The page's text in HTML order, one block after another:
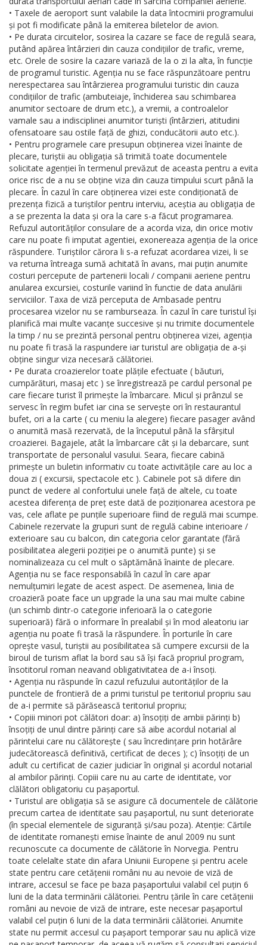
• Taxele de aeroport sunt valabile la data întocmirii programului
și pot fi modificate până la emiterea biletelor de avion.
• Pe durata circuitelor, sosirea la cazare se face de regulă seara,
putând apărea întârzieri din cauza condițiilor de trafic, vreme,
etc. Orele de sosire la cazare variază de la o zi la alta, în funcție
de programul turistic. Agenția nu se face răspunzătoare pentru
nerespectarea sau întârzierea programului turistic din cauza
condițiilor de trafic (ambuteiaje, închiderea sau schimbarea
anumitor sectoare de drum etc.), a vremii, a controalelor
vamale sau a indisciplinei anumitor turiști (întârzieri, atitudini
ofensatoare sau ostile față de ghizi, conducătorii auto etc.).
• Pentru programele care presupun obținerea vizei înainte de
plecare, turiștii au obligația să trimită toate documentele
solicitate agenției în termenul prevăzut de aceasta pentru a evita
orice risc de a nu se obține viza din cauza timpului scurt până la
plecare. În cazul în care obținerea vizei este condiționată de
prezența fizică a turiștilor pentru interviu, aceștia au obligația de
a se prezenta la data și ora la care s-a făcut programarea.
Refuzul autorităților consulare de a acorda viza, din orice motiv
care nu poate fi imputat agentiei, exonereaza agenția de la orice
răspundere. Turiștilor cărora li s-a refuzat acordarea vizei, li se
va returna întreaga sumă achitată în avans, mai puțin anumite
costuri percepute de partenerii locali / companii aeriene pentru
anularea excursiei, costurile variind în functie de data anulării
serviciilor. Taxa de viză perceputa de Ambasade pentru
procesarea vizelor nu se ramburseaza. În cazul în care turistul își
planifică mai multe vacanțe succesive și nu trimite documentele
la timp / nu se prezintă personal pentru obținerea vizei, agenția
nu poate fi trasă la raspundere iar turistul are obligația de a-și
obține singur viza necesară călătoriei.
• Pe durata croazierelor toate plățile efectuate ( băuturi,
cumpărături, masaj etc ) se înregistrează pe cardul personal pe
care fiecare turist îl primește la îmbarcare. Micul și prânzul se
servesc în regim bufet iar cina se servește ori în restaurantul
bufet, ori a la carte ( cu meniu la alegere) fiecare pasager având
o anumită masă rezervată, de la începutul până la sfârșitul
croazierei. Bagajele, atât la îmbarcare cât și la debarcare, sunt
transportate de personalul vasului. Seara, fiecare cabină
primește un buletin informativ cu toate activitățile care au loc a
doua zi ( excursii, spectacole etc ). Cabinele pot să difere din
punct de vedere al confortului unele față de altele, cu toate
acestea diferența de preț este dată de poziționarea acestora pe
vas, cele aflate pe punțile superioare fiind de regulă mai scumpe.
Cabinele rezervate la grupuri sunt de regulă cabine interioare /
exterioare sau cu balcon, din categoria celor garantate (fără
posibilitatea alegerii poziției pe o anumită punte) și se
nominalizeaza cu cel mult o săptămână înainte de plecare.
Agenția nu se face responsabilă în cazul în care apar
nemulțumiri legate de acest aspect. De asemenea, linia de
croazieră poate face un upgrade la una sau mai multe cabine
(un schimb dintr-o categorie inferioară la o categorie
superioară) fără o informare în prealabil și în mod aleatoriu iar
agenția nu poate fi trasă la răspundere. În porturile în care
oprește vasul, turiștii au posibilitatea să cumpere excursii de la
biroul de turism aflat la bord sau să își facă propriul program,
însotitorul roman neavand obligativitatea de a-i însoți.
• Agenția nu răspunde în cazul refuzului autorităților de la
punctele de frontieră de a primi turistul pe teritoriul propriu sau
de a-i permite să părăsească teritoriul propriu;
• Copiii minori pot călători doar: a) însoțiți de ambii părinți b)
însoțiți de unul dintre părinți care să aibe acordul notarial al
părintelui care nu călătorește ( sau încredințare prin hotărâre
judecătorească definitivă, certificat de deces ); c) însoțiți de un
adult cu certificat de cazier judiciar în original și acordul notarial
al ambilor părinți. Copiii care nu au carte de identitate, vor
clălători obligatoriu cu pașaportul.
• Turistul are obligația să se asigure că documentele de călătorie
precum cartea de identitate sau pașaportul, nu sunt deteriorate
(în special elementele de siguranță și/sau poza). Atenție: Cărtile
de identitate romanești emise înainte de anul 2009 nu sunt
recunoscute ca documente de călătorie în Norvegia. Pentru
toate celelalte state din afara Uniunii Europene și pentru acele
state pentru care cetățenii români nu au nevoie de viză de
intrare, accesul se face pe baza pașaportului valabil cel puțin 6
luni de la data terminării călătoriei. Pentru țările în care cetățenii
români au nevoie de viză de intrare, este necesar pașaportul
valabil cel puțin 6 luni de la data terminării călătoriei. Anumite
state nu permit accesul cu pașaport temporar sau nu aplică vize